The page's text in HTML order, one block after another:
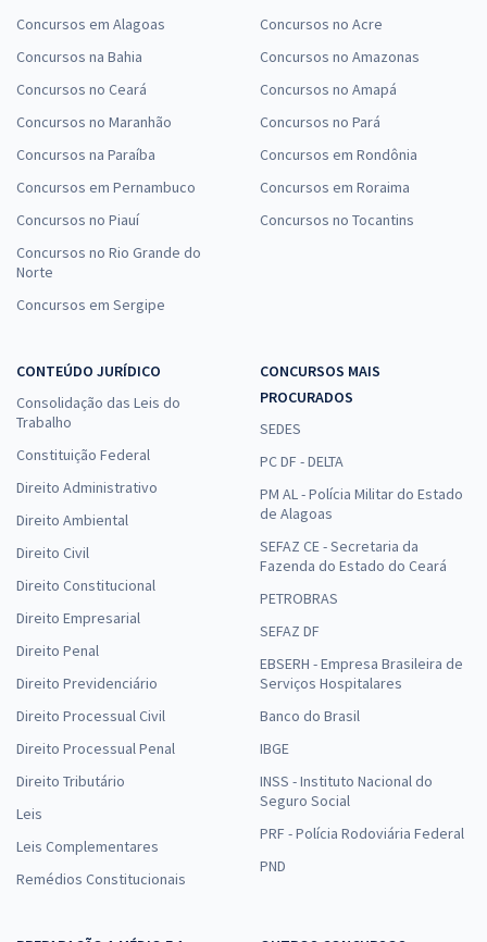
Concursos em Alagoas
Concursos na Bahia
Concursos no Ceará
Concursos no Maranhão
Concursos na Paraíba
Concursos em Pernambuco
Concursos no Piauí
Concursos no Rio Grande do
Norte
Concursos em Sergipe
Concursos no Acre
Concursos no Amazonas
Concursos no Amapá
Concursos no Pará
Concursos em Rondônia
Concursos em Roraima
Concursos no Tocantins
CONTEÚDO JURÍDICO
Consolidação das Leis do
Trabalho
Constituição Federal
Direito Administrativo
Direito Ambiental
Direito Civil
Direito Constitucional
Direito Empresarial
Direito Penal
Direito Previdenciário
Direito Processual Civil
Direito Processual Penal
Direito Tributário
Leis
Leis Complementares
Remédios Constitucionais
CONCURSOS MAIS
PROCURADOS
SEDES
PC DF - DELTA
PM AL - Polícia Militar do Estado
de Alagoas
SEFAZ CE - Secretaria da
Fazenda do Estado do Ceará
PETROBRAS
SEFAZ DF
EBSERH - Empresa Brasileira de
Serviços Hospitalares
Banco do Brasil
IBGE
INSS - Instituto Nacional do
Seguro Social
PRF - Polícia Rodoviária Federal
PND